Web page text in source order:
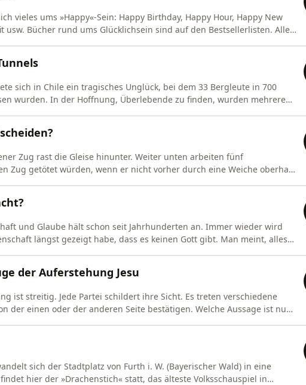
vieles ums »Happy«-Sein: Happy Birthday, Happy Hour, Happy New
usw. Bücher rund ums Glücklichsein sind auf den Bestsellerlisten. Alles
sich in Chile ein tragisches Unglück, bei dem 33 Bergleute in 700
wurden. In der Hoffnung, Überlebende zu finden, wurden mehrere
Zug rast die Gleise hinunter. Weiter unten arbeiten fünf
Zug getötet würden, wenn er nicht vorher durch eine Weiche oberhalb
und Glaube hält schon seit Jahrhunderten an. Immer wieder wird
längst gezeigt habe, dass es keinen Gott gibt. Man meint, alles
der Auferstehung Jesu
ist streitig. Jede Partei schildert ihre Sicht. Es treten verschiedene
der einen oder der anderen Seite bestätigen. Welche Aussage ist nun
sich der Stadtplatz von Furth i. W. (Bayerischer Wald) in eine
hier der »Drachenstich« statt, das älteste Volksschauspiel in